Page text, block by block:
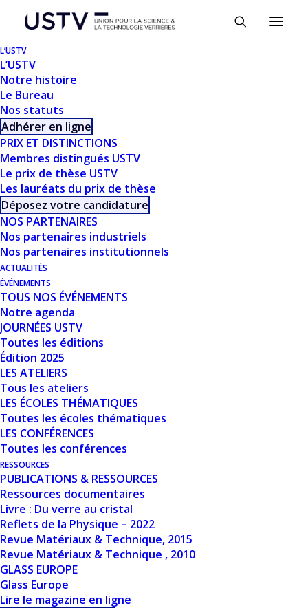
L’USTV
L’USTV
Notre histoire
Le Bureau
Nos statuts
Adhérer en ligne
PRIX ET DISTINCTIONS
Membres distingués USTV
Le prix de thèse USTV
Les lauréats du prix de thèse
Déposez votre candidature
NOS PARTENAIRES
Nos partenaires industriels
Nos partenaires institutionnels
ACTUALITÉS
ÉVÉNEMENTS
TOUS NOS ÉVÉNEMENTS
Notre agenda
JOURNÉES USTV
Toutes les éditions
Édition 2025
LES ATELIERS
Tous les ateliers
LES ÉCOLES THÉMATIQUES
Toutes les écoles thématiques
LES CONFÉRENCES
Toutes les conférences
RESSOURCES
PUBLICATIONS & RESSOURCES
Ressources documentaires
Livre : Du verre au cristal
Reflets de la Physique – 2022
Revue Matériaux & Technique, 2015
Revue Matériaux & Technique , 2010
GLASS EUROPE
Glass Europe
Lire le magazine en ligne
TÉLÉCHARGER
Télécharger
Nombre de fichiers
Date de
création
Dernière mise
à jour
LA TRADUCTION
D’UNE ŒUVRE
D’ART À TRAVERS
LE PRISME D’UN
VITRAIL : LES
PROBLÉMATIQUES